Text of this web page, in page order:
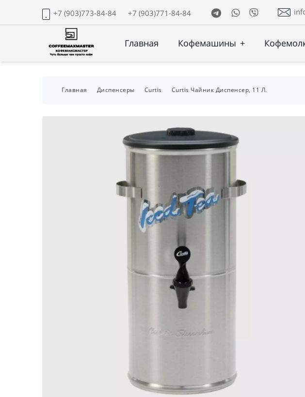
+7 (903)773-84-84 +7 (903)771-84-84 TelegramWhatsapp
Viber
Главная Кофемашины +
Главная Диспенсеры Curtis Curtis Чайник Диспенсер, 11 Л.